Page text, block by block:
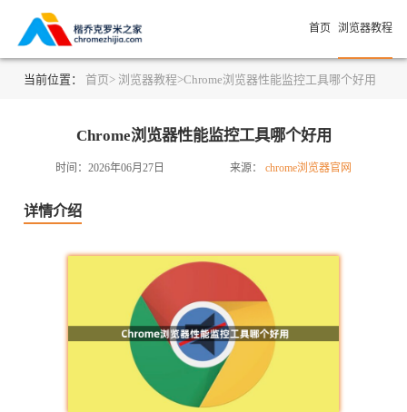
首页 浏览器教程
当前位置： 首页> 浏览器教程>Chrome浏览器性能监控工具哪个好用
Chrome浏览器性能监控工具哪个好用
时间：2026年06月27日 来源： chrome浏览器官网
详情介绍